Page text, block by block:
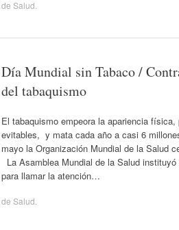
de Salud
Día Mundial sin Tabaco /
del tabaquismo
El tabaquismo empeora la apariencia
evitables, y mata cada año a casi 6
mayo la Organización Mundial de la Salud
La Asamblea Mundial de la Salud
para llamar la atención…
de Salud